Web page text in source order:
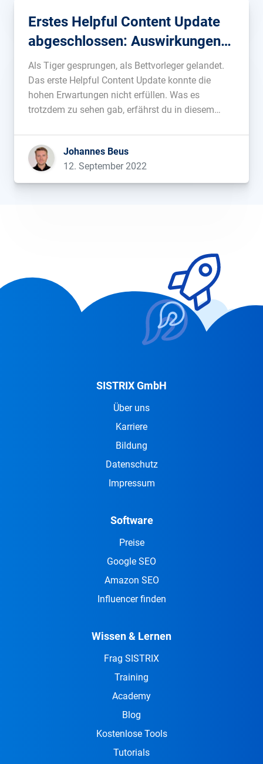
Erstes Helpful Content Update
abgeschlossen: Auswirkungen
geringer als erwartet
Als Tiger gesprungen, als Bettvorleger gelandet.
Das erste Helpful Content Update konnte die
hohen Erwartungen nicht erfüllen. Was es
trotzdem zu sehen gab, erfährst du in diesem
Johannes Beus
12. September 2022
SISTRIX GmbH
Über uns
Karriere
Bildung
Datenschutz
Impressum
Software
Preise
Google SEO
Amazon SEO
Influencer finden
Wissen & Lernen
Frag SISTRIX
Training
Academy
Blog
Kostenlose Tools
Tutorials